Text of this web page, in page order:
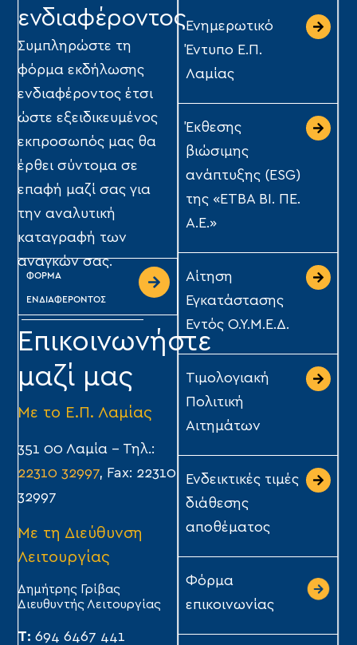
ενδιαφέροντος
Συμπληρώστε τη
φόρμα εκδήλωσης
ενδιαφέροντος έτσι
ώστε εξειδικευμένος
εκπροσωπός μας θα
έρθει σύντομα σε
επαφή μαζί σας για
την αναλυτική
καταγραφή των
αναγκών σας.
ΦΟΡΜΑ
ΕΝΔΙΑΦΕΡΟΝΤΟΣ
Επικοινωνήστε
μαζί μας
Με το Ε.Π. Λαμίας
351 00 Λαμία – Τηλ.:
22310 32997, Fax: 22310
32997
Με τη Διεύθυνση
Λειτουργίας
Δημήτρης Γρίβας
Διευθυντής Λειτουργίας
Τ: 694 6467 441
Ενημερωτικό
Έντυπο Ε.Π.
Λαμίας
Έκθεσης
βιώσιμης
ανάπτυξης (ESG)
της «ΕΤΒΑ ΒΙ. ΠΕ.
Α.Ε.»
Αίτηση
Εγκατάστασης
Εντός Ο.Υ.Μ.Ε.Δ.
Τιμολογιακή
Πολιτική
Αιτημάτων
Ενδεικτικές τιμές
διάθεσης
αποθέματος
Φόρμα
επικοινωνίας